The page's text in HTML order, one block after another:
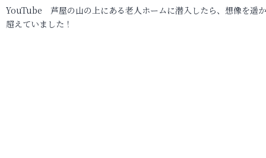
YouTube 芦屋の山の上にある老人ホームに潜入したら、想像を遥
超えていました！